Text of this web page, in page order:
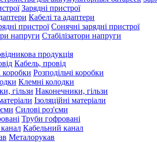
Зарядні пристрої
Кабелі та адаптери
Сонячні зарядні пристрої
Стабілізатори напруги
продукція
Кабель, провід
Розподільчі коробки
Клемні колодки
Наконечники, гільзи
Ізоляційні матеріали
Силові роз'єми
Труби гофровані
Кабельний канал
Металорукав